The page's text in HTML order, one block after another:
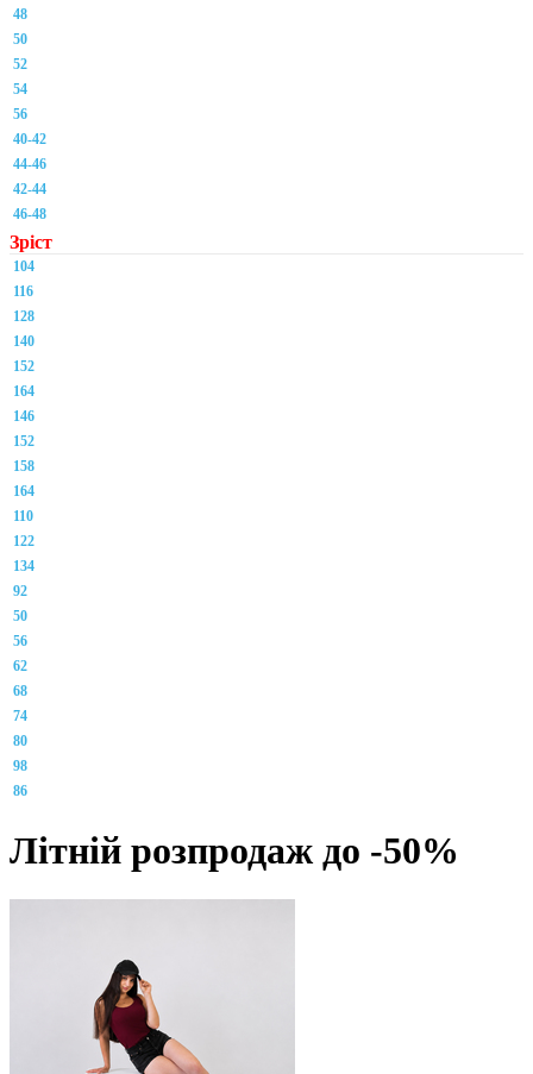
48
50
52
54
56
40-42
44-46
42-44
46-48
Зріст
104
116
128
140
152
164
146
152
158
164
110
122
134
92
50
56
62
68
74
80
98
86
Літній розпродаж до -50%